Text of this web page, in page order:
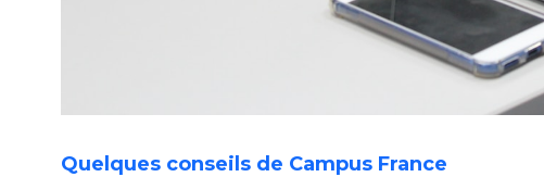
Quelques conseils de Campus France